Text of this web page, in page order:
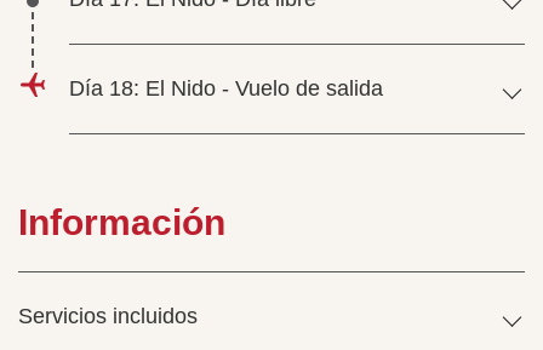
Día 18: El Nido - Vuelo de salida
Información
Servicios incluidos